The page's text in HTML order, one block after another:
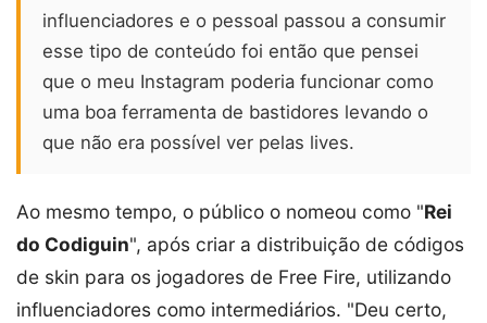
influenciadores e o pessoal passou a consumir
esse tipo de conteúdo foi então que pensei
que o meu Instagram poderia funcionar como
uma boa ferramenta de bastidores levando o
que não era possível ver pelas lives.
Ao mesmo tempo, o público o nomeou como "Rei
do Codiguin", após criar a distribuição de códigos
de skin para os jogadores de Free Fire, utilizando
influenciadores como intermediários. "Deu certo,